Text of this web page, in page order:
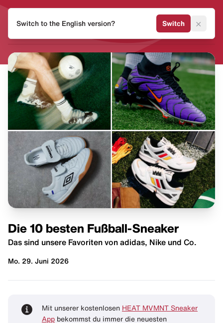
MVMNT
Die 10 besten Fußball-Sneaker
Das sind unsere Favoriten von adidas, Nike und Co.
Mo. 29. Juni 2026
Mit unserer kostenlosen HEAT MVMNT Sneaker
App bekommst du immer die neuesten
Switch to the English version? Switch ×